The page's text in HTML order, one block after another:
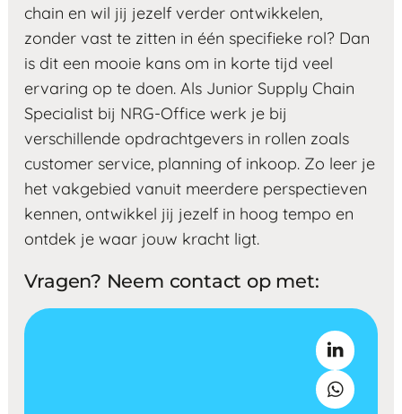
chain en wil jij jezelf verder ontwikkelen,
zonder vast te zitten in één specifieke rol? Dan
is dit een mooie kans om in korte tijd veel
ervaring op te doen. Als Junior Supply Chain
Specialist bij NRG-Office werk je bij
verschillende opdrachtgevers in rollen zoals
customer service, planning of inkoop. Zo leer je
het vakgebied vanuit meerdere perspectieven
kennen, ontwikkel jij jezelf in hoog tempo en
ontdek je waar jouw kracht ligt.
Vragen? Neem contact op met: